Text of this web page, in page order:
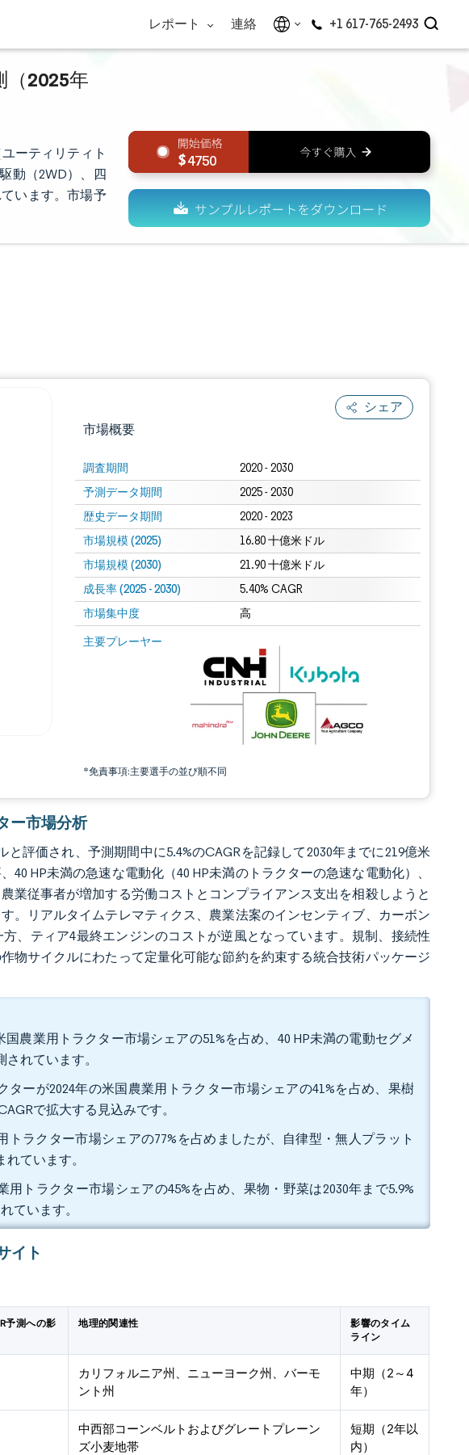
レポート 連絡 +1 617-765-2493
2025年
ーティリティト
動（2WD）、四
います。市場予
4750
シェア
市場概要
調査期間 2020 - 2030
予測データ期間 2025 - 2030
歴史データ期間 2020 - 2023
市場規模 (2025) 16.80 十億米ドル
市場規模 (2030) 21.90 十億米ドル
成長率 (2025 - 2030) 5.40% CAGR
市場集中度 高
主要プレーヤー
*免責事項:主要選手の並び順不同
画像 © Mordor Intelligence。再利用にはCC BY 4.0の表示が必要です。
利用にはCC BY 4.0の表示が必要です。
ー市場分析
評価され、予測期間中に5.4%のCAGRを記録して2030年までに219億米
HP未満の急速な電動化（40 HP未満のトラクターの急速な電動化）、
業従事者が増加する労働コストとコンプライアンス支出を相殺しようと
。リアルタイムテレマティクス、農業法案のインセンティブ、カーボン
、ティア4最終エンジンのコストが逆風となっています。規制、接続性
物サイクルにわたって定量化可能な節約を約束する統合技術パッケージ
農業用トラクター市場シェアの51%を占め、40 HP未満の電動セグメ
されています。
ターが2024年の米国農業用トラクター市場シェアの41%を占め、果樹
で拡大する見込みです。
ラクター市場シェアの77%を占めましたが、自律型・無人プラット
れています。
トラクター市場シェアの45%を占め、果物・野菜は2030年まで5.9%
ています。
イト
予測への影
地理的関連性
影響のタイム
ライン
カリフォルニア州、ニューヨーク州、バーモ
ント州
中期（2～4
年）
中西部コーンベルトおよびグレートプレーン
ズ小麦地帯
短期（2年以
内）